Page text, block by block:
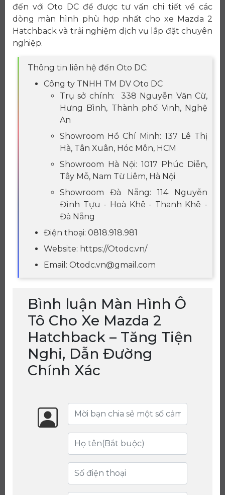
đến với Oto DC để được tư vấn chi tiết về các
dòng màn hình phù hợp nhất cho xe Mazda 2
Hatchback và trải nghiệm dịch vụ lắp đặt chuyên
nghiệp.
Thông tin liên hệ đến Oto DC:
Công ty TNHH TM DV Oto DC
Trụ sở chính: 338 Nguyễn Văn Cừ,
Hưng Bình, Thành phố Vinh, Nghệ
An
Showroom Hồ Chí Minh: 137 Lê Thị
Hà, Tân Xuân, Hóc Môn, HCM
Showroom Hà Nội: 1017 Phúc Diễn,
Tây Mỗ, Nam Từ Liêm, Hà Nội
Showroom Đà Nẵng: 114 Nguyễn
Đình Tựu - Hoà Khê - Thanh Khê -
Đà Nẵng
Điện thoại: 0818.918.981
Website: https://Otodc.vn/
Email: Otodc.vn@gmail.com
Bình luận Màn Hình Ô
Tô Cho Xe Mazda 2
Hatchback – Tăng Tiện
Nghi, Dẫn Đường
Chính Xác